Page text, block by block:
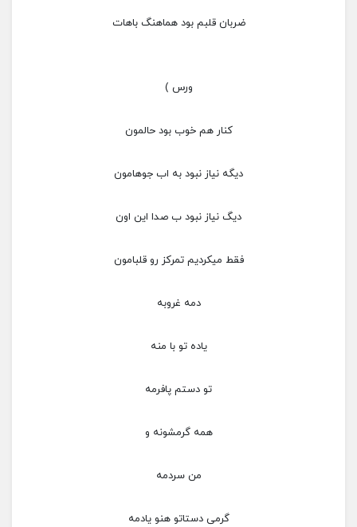
ضربان قلبم بود هماهنگ باهات
ورس )
کنار هم خوب بود حالمون
دیگه نیاز نبود به اب جوهامون
دیگ نیاز نبود ب صدا این اون
فقط میکردیم تمرکز رو قلبامون
دمه غروبه
یاده تو با منه
تو دستم پافرمه
همه گرمشونه و
من سردمه
گرمی دستاتو هنو یادمه